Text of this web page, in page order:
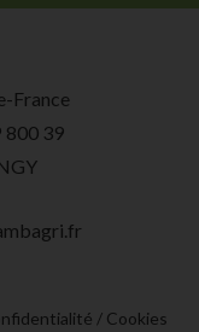
France
800 39
/ Cookies